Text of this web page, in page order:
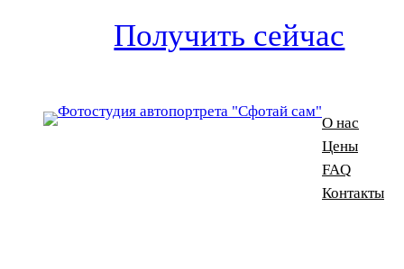
Получить сейчас
О нас
Цены
FAQ
Контакты